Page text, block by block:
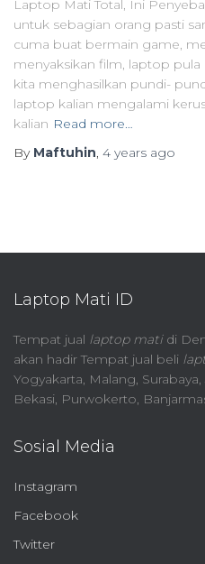
Laptop Mati Total, Ini
untuk sebagian orang pasti
cuma buat bermain game,
menyaksikan film, laptop
kita menghasilkan pundi-
laptop kalian mengalami
kalian Read more…
By Maftuhin, 4 years ago
Laptop Mati ID
Tempat jual laptop matidi
akan hadir Tempat jual beli
Yogyakarta, Malang,
Bekasi, Purwokerto,
Sosial Media
Instagram
Facebook
Twitter